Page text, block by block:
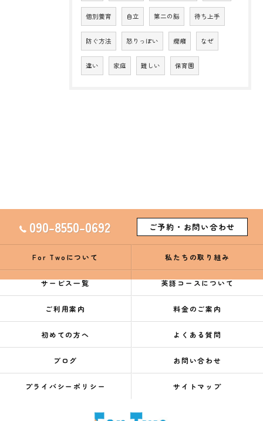
個別養育 自立 第二の脳 待ち上手
防ぐ方法 怒りっぽい 癇癪 なぜ
違い 家庭 難しい 保育園
090-8550-0692 ご予約・お問い合わせ
For Twoについて 私たちの取り組み
サービス一覧 英語コースについて
ご利用案内 料金のご案内
初めての方へ よくある質問
ブログ お問い合わせ
プライバシーポリシー サイトマップ